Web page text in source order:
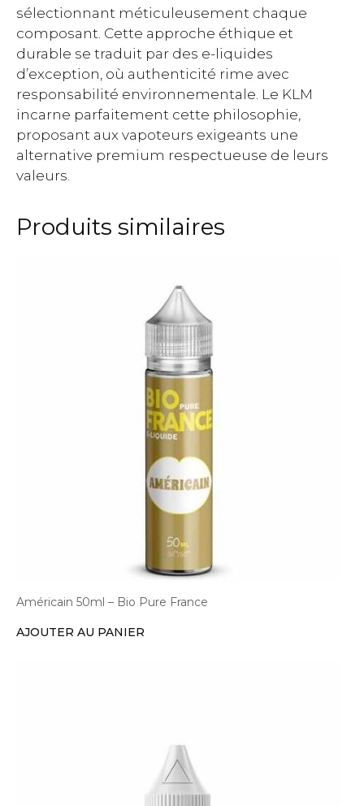
sélectionnant méticuleusement chaque
composant. Cette approche éthique et
durable se traduit par des e-liquides
d’exception, où authenticité rime avec
responsabilité environnementale. Le KLM
incarne parfaitement cette philosophie,
proposant aux vapoteurs exigeants une
alternative premium respectueuse de leurs
valeurs.
Produits similaires
Américain 50ml – Bio Pure France
AJOUTER AU PANIER